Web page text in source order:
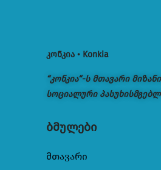
კონკია • Konkia
“კონკია“-ს მთავარი
სოციალური
ბმულები
მთავარი